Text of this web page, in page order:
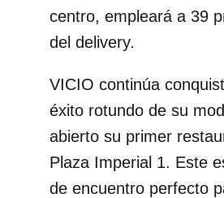
centro, empleará a 39
del delivery.
VICIO continúa
éxito rotundo de su
abierto su primer
Plaza Imperial 1. Este
de encuentro perfecto